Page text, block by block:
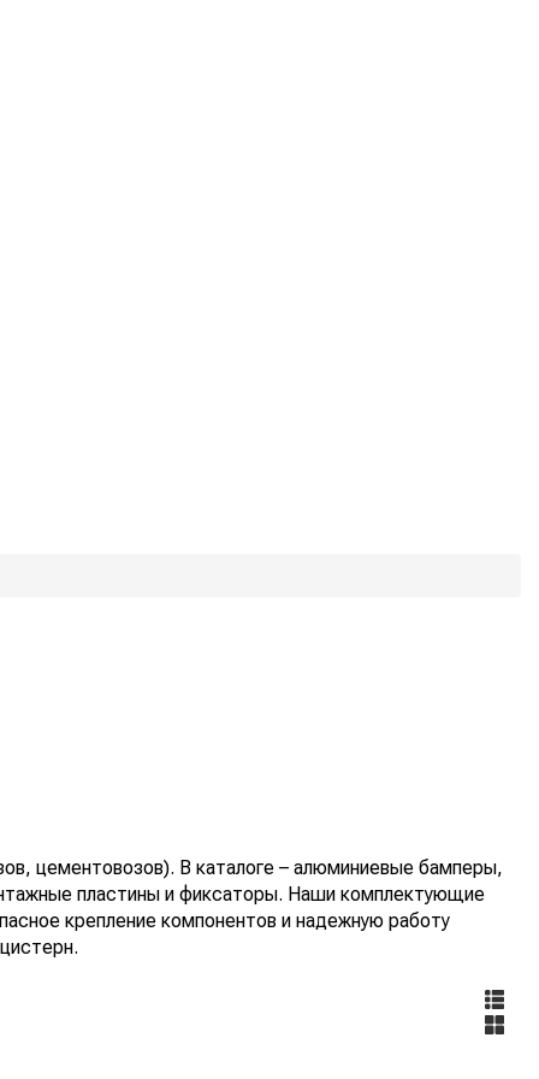
цементовозов). В каталоге – алюминиевые бамперы,
пластины и фиксаторы. Наши комплектующие
крепление компонентов и надежную работу